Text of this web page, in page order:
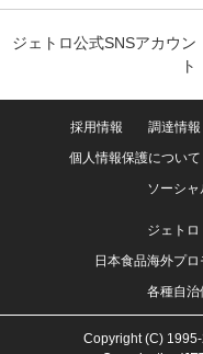
ジェトロ公式SNSアカウン
ト
採用情報 調達情報
個人情報保護について
ソーシ
ジェト
日本食品海外プロ
各種自治
Copyright (C)